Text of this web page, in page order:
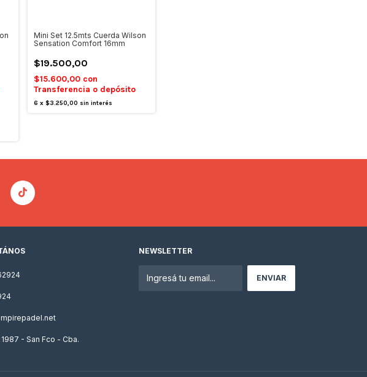
Mini Set 12.5mts Cuerda Wilson
Sensation Comfort 16mm
$19.500,00
$15.600,00 con
Transferencia o depósito
6 x $3.250,00 sin interés
- San Fco - Cba.
NEWSLETTER